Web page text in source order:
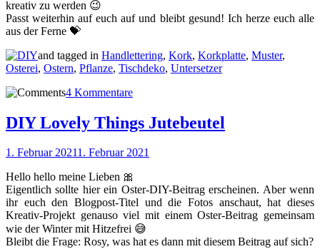
kreativ zu werden 😉
Passt weiterhin auf euch auf und bleibt gesund! Ich herze euch alle
aus der Ferne 💝
and tagged in Handlettering, Kork, Korkplatte, Muster,
Osterei, Ostern, Pflanze, Tischdeko, Untersetzer
4 Kommentare
DIY Lovely Things Jutebeutel
1. Februar 20211. Februar 2021
Hello hello meine Lieben 🎀
Eigentlich sollte hier ein Oster-DIY-Beitrag erscheinen. Aber wenn
ihr euch den Blogpost-Titel und die Fotos anschaut, hat dieses
Kreativ-Projekt genauso viel mit einem Oster-Beitrag gemeinsam
wie der Winter mit Hitzefrei 😅
Bleibt die Frage: Rosy, was hat es dann mit diesem Beitrag auf sich?